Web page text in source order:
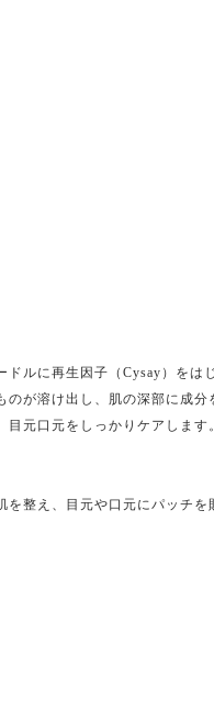
ドルに再生因子（Cysay）をは
が溶け出し、肌の深部に成分
元口元をしっかりケアします。
整え、目元や口元にパッチを